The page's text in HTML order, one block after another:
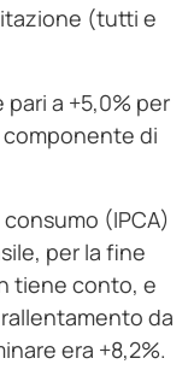
(tutti e
pari a +5,0% per
componente di
(IPCA)
per la fine
tiene conto, e
da
era +8,2%.